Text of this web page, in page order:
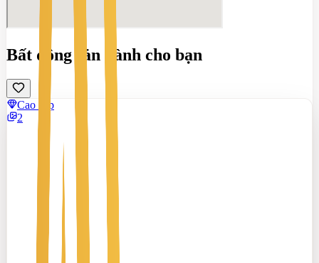
Bất động sản dành cho bạn
Cao cấp
2